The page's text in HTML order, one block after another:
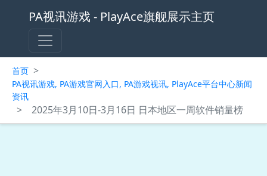
PA视讯游戏 - PlayAce旗舰展示主页
首页 >
PA视讯游戏, PA游戏官网入口, PA游戏视讯, PlayAce平台中心新闻
资讯
> 2025年3月10日-3月16日 日本地区一周软件销量榜